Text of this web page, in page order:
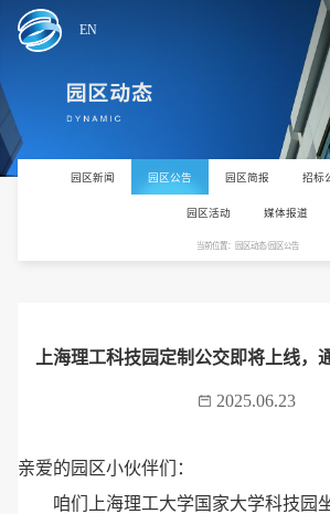
EN
园区新闻 园区公告 园区简报 招标
园区活动 媒体报道
当前位置：园区动态/园区公告
上海理工科技园定制公交即将上线，
2025.06.23
亲爱的园区小伙伴们：
咱们上海理工大学国家大学科技园